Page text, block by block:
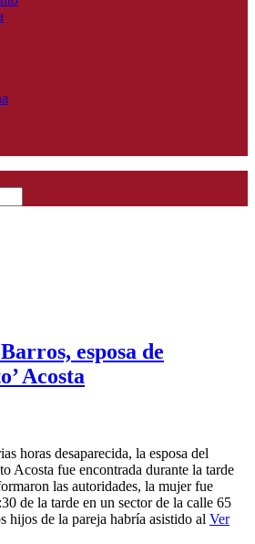
esposa de
Acosta
horas desaparecida, la esposa del
Acosta fue encontrada durante la tarde
las autoridades, la mujer fue
de la tarde en un sector de la calle 65
hijos de la pareja habría asistido al Ver